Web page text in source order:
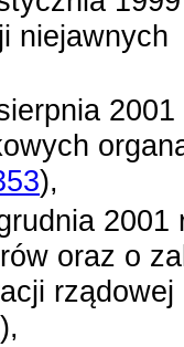
niejawnych
),
oraz o
),